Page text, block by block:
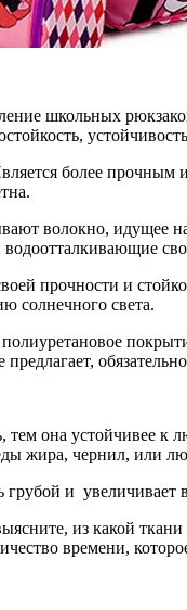
школьных
более
волокно, идущее
прочности и
солнечного света.
тем она устойчивее
жира, чернил, или
и
из какой
времени,